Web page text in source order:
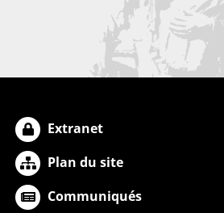
Extranet
Plan du site
Communiqués